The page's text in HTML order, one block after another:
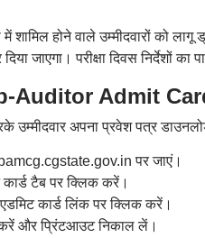
शामिल होने वाले उम्मीदवारों को
जाएगा। परीक्षा दिवस निर्देशों
Auditor Admit
उम्मीदवार अपना प्रवेश पत्र
पर जाएं।
टैब पर क्लिक करें।
कार्ड लिंक पर क्लिक करें।
करें और प्रिंटआउट निकाल लें।